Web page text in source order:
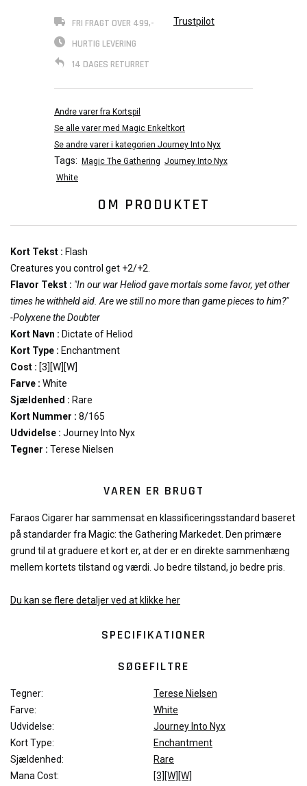
FRI FRAGT OVER 499,-
HURTIG LEVERING
14 DAGES RETURRET
Trustpilot
Andre varer fra Kortspil
Se alle varer med Magic Enkeltkort
Se andre varer i kategorien Journey Into Nyx
Tags: Magic The Gathering Journey Into Nyx
White
OM PRODUKTET
Kort Tekst : Flash
Creatures you control get +2/+2.
Flavor Tekst : "In our war Heliod gave mortals some favor, yet other
times he withheld aid. Are we still no more than game pieces to him?"
-Polyxene the Doubter
Kort Navn : Dictate of Heliod
Kort Type : Enchantment
Cost : [3][W][W]
Farve : White
Sjældenhed : Rare
Kort Nummer : 8/165
Udvidelse : Journey Into Nyx
Tegner : Terese Nielsen
VAREN ER BRUGT
Faraos Cigarer har sammensat en klassificeringsstandard baseret
på standarder fra Magic: the Gathering Markedet. Den primære
grund til at graduere et kort er, at der er en direkte sammenhæng
mellem kortets tilstand og værdi. Jo bedre tilstand, jo bedre pris.
Du kan se flere detaljer ved at klikke her
SPECIFIKATIONER
SØGEFILTRE
Tegner:
Terese Nielsen
Farve:
White
Udvidelse:
Journey Into Nyx
Kort Type:
Enchantment
Sjældenhed:
Rare
Mana Cost:
[3][W][W]